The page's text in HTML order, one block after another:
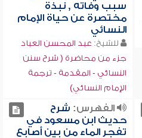
سبب وفاته , نبذة
مختصرة عن حياة الإمام
النسائي
للشيخ: عبد المحسن العباد
جزء من محاضرة ( شرح سنن
النسائي - المقدمة - ترجمة
الإمام النسائي)
الفهرس: شرح
حديث ابن مسعود في
تفجر الماء من بين أصابع